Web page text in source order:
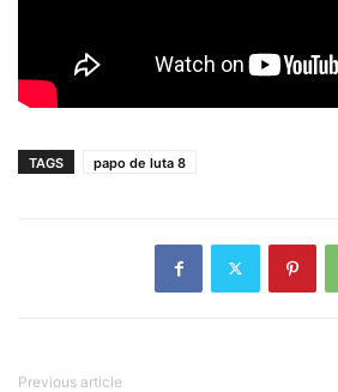
TAGS papo de luta 8
Previous article